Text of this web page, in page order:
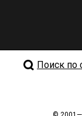
Поиск по